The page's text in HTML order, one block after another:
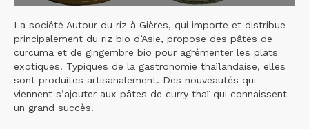
La société Autour du riz à Gières, qui importe et distribue
principalement du riz bio d’Asie, propose des pâtes de
curcuma et de gingembre bio pour agrémenter les plats
exotiques. Typiques de la gastronomie thaïlandaise, elles
sont produites artisanalement. Des nouveautés qui
viennent s’ajouter aux pâtes de curry thaï qui connaissent
un grand succès.